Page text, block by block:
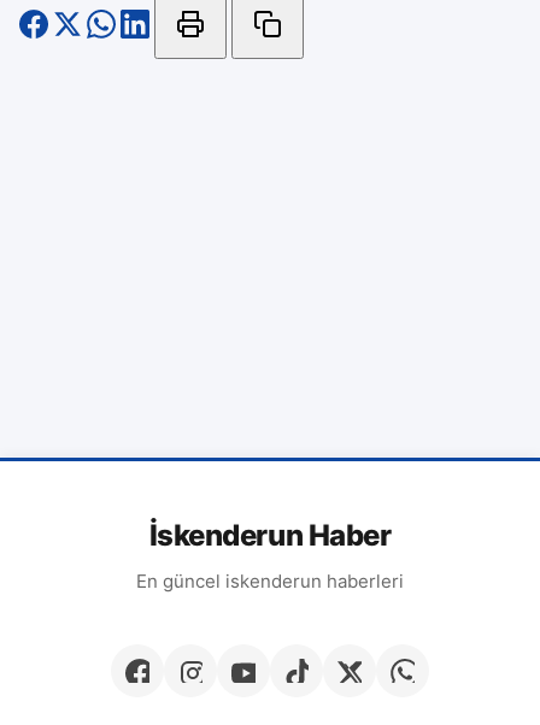
İskenderun Haber
En güncel iskenderun haberleri